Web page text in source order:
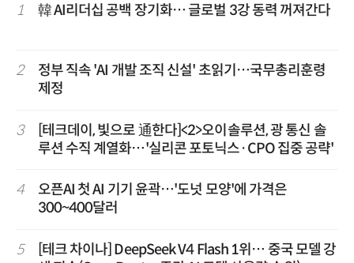
1 韓 AI리더십 공백 장기화… 글로벌 3강 동력 꺼져간다
2
정부 직속 'AI 개발 조직 신설' 초읽기…국무총리훈령
제정
3
[테크데이, 빛으로 通한다]<2>오이솔루션, 광 통신 솔
루션 수직 계열화…'실리콘 포토닉스·CPO 집중 공략'
4
오픈AI 첫 AI 기기 윤곽…'도넛 모양'에 가격은
300~400달러
5
[테크 차이나] DeepSeek V4 Flash 1위… 중국 모델 강